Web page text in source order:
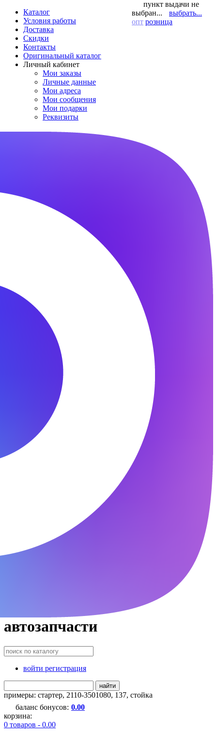
Каталог
Условия работы
Доставка
Скидки
Контакты
Оригинальный каталог
Личный кабинет
Мои заказы
Личные данные
Мои адреса
Мои сообщения
Мои подарки
Реквизиты
пункт выдачи не
выбран...
выбрать...
опт розница
автозапчасти
войти регистрация
найти
примеры: стартер, 2110-3501080, 137, стойка
баланс бонусов: 0.00
корзина:
0 товаров - 0.00